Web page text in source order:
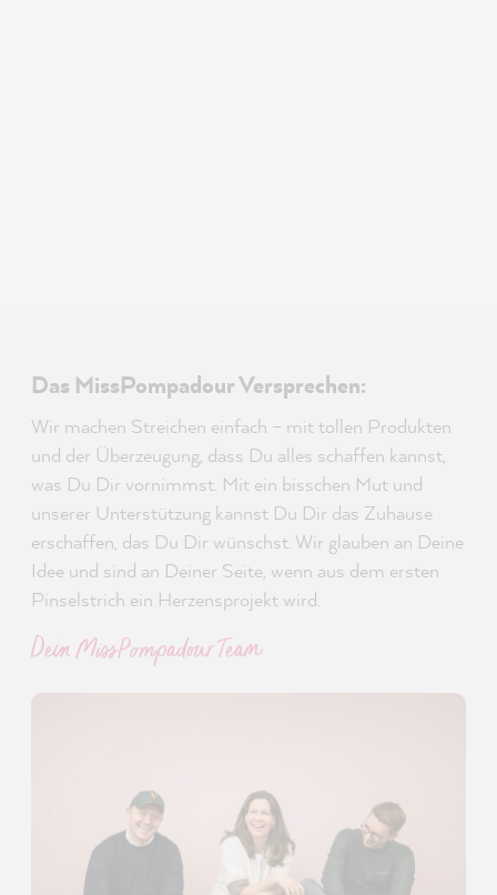
Das MissPompadour Versprechen:
Wir machen Streichen einfach – mit tollen Produkten
und der Überzeugung, dass Du alles schaffen kannst,
was Du Dir vornimmst. Mit ein bisschen Mut und
unserer Unterstützung kannst Du Dir das Zuhause
erschaffen, das Du Dir wünschst. Wir glauben an Deine
Idee und sind an Deiner Seite, wenn aus dem ersten
Pinselstrich ein Herzensprojekt wird.
Dein MissPompadour Team